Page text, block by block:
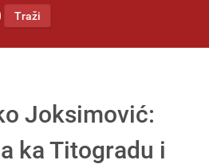
Traži
Joksimović:
ka Titogradu i